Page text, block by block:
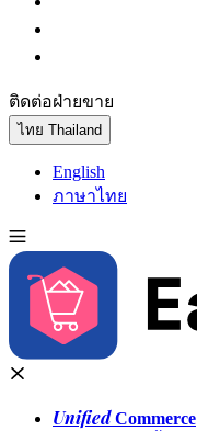
ติดต่อฝ่ายขาย
ไทย Thailand
English
ภาษาไทย
UnifiedCommerce